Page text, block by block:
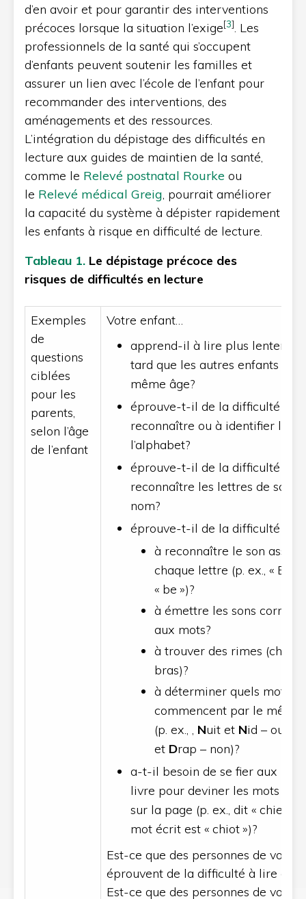
d’en avoir et pour garantir des interventions
précoces lorsque la situation l’exige[3]. Les
professionnels de la santé qui s’occupent
d’enfants peuvent soutenir les familles et
assurer un lien avec l’école de l’enfant pour
recommander des interventions, des
aménagements et des ressources.
L’intégration du dépistage des difficultés en
lecture aux guides de maintien de la santé,
comme le Relevé postnatal Rourke ou
le Relevé médical Greig, pourrait améliorer
la capacité du système à dépister rapidement
les enfants à risque en difficulté de lecture.
Tableau 1. Le dépistage précoce des
risques de difficultés en lecture
Exemples
de
questions
ciblées
pour les
parents,
selon l’âge
de l’enfant
Votre enfant…
apprend-il à lire plus
tard que les autres enfants
même âge?
éprouve-t-il de la difficulté à
reconnaître ou à identifier les
l’alphabet?
éprouve-t-il de la difficulté à
reconnaître les lettres de son
nom?
éprouve-t-il de la difficulté :
à reconnaître le son
chaque lettre (p. ex., « B »
« be »)?
à émettre les sons
aux mots?
à trouver des rimes (chat,
bras)?
à déterminer quels mots
commencent par le même
(p. ex., , Nuit et Nid – oui;
et Drap – non)?
a-t-il besoin de se fier aux
livre pour deviner les mots qui
sur la page (p. ex., dit « chien »
mot écrit est « chiot »)?
Est-ce que des personnes de votre
éprouvent de la difficulté à lire ou
Est-ce que des personnes de votre